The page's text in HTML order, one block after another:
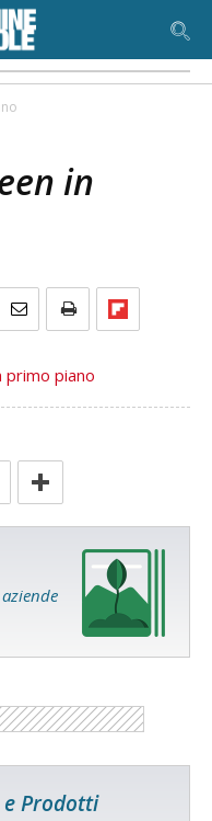
in
piano
e Prodotti